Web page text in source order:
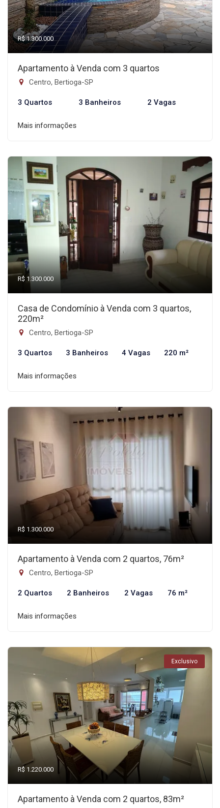
R$ 1.300.000
Apartamento à Venda com 3 quartos
Centro, Bertioga-SP
3 Quartos 3 Banheiros 2 Vagas
Mais informações
R$ 1.300.000
Casa de Condomínio à Venda com 3 quartos,
220m²
Centro, Bertioga-SP
3 Quartos 3 Banheiros 4 Vagas 220 m²
Mais informações
R$ 1.300.000
Apartamento à Venda com 2 quartos, 76m²
Centro, Bertioga-SP
2 Quartos 2 Banheiros 2 Vagas 76 m²
Mais informações
Exclusivo
R$ 1.220.000
Apartamento à Venda com 2 quartos, 83m²